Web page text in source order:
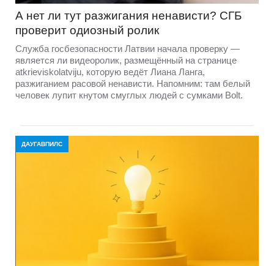
А нет ли тут разжигания ненависти? СГБ
проверит одиозный ролик
Служба госбезопасности Латвии начала проверку —
является ли видеоролик, размещённый на странице
atkrieviskolatviju, которую ведёт Лиана Ланга,
разжиганием расовой ненависти. Напомним: там белый
человек лупит кнутом смуглых людей с сумками Bolt.
ДАУГАВПИЛС